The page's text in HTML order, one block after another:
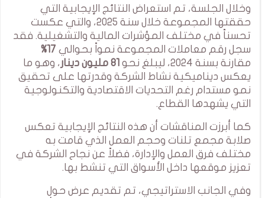
وخلال الجلسة، تم استعراض النتائج الإيجابية التي
حققتها المجموعة خلال سنة 2025، والتي عكست
تحسناً في مختلف المؤشرات المالية والتشغيلية. فقد
سجل رقم معاملات المجموعة نمواً بحوالي 17%
مقارنة بسنة 2024، ليبلغ نحو
81 مليون دينار
، وهو ما
يعكس ديناميكية نشاط الشركة وقدرتها على تحقيق
نمو مستدام رغم التحديات الاقتصادية والتكنولوجية
التي يشهدها القطاع.
كما أبرزت المناقشات أن هذه النتائج الإيجابية تعكس
صلابة مجمع تلنات وحجم العمل الذي قامت به
مختلف فرق العمل والإدارة، فضلاً عن نجاح الشركة في
تعزيز موقعها داخل الأسواق التي تنشط بها.
وفي الجانب الاستراتيجي، تم تقديم عرض حول